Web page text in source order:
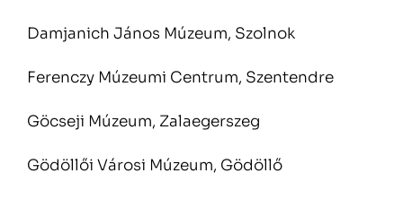
Damjanich János Múzeum, Szolnok
Ferenczy Múzeumi Centrum, Szentendre
Göcseji Múzeum, Zalaegerszeg
Gödöllői Városi Múzeum, Gödöllő